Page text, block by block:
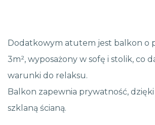
Dodatkowym atutem jest balkon o
3m², wyposażony w sofę i stolik, co
warunki do relaksu.
Balkon zapewnia prywatność,
szklaną ścianą.